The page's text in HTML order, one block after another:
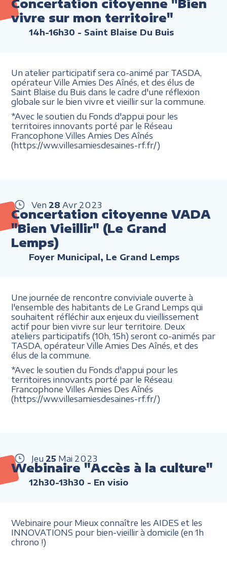
Concertation citoyenne "Bien
vivre sur mon territoire"
14h-16h30 - Saint Blaise Du Buis
Un atelier participatif sera co-animé par TASDA,
opérateur Ville Amies Des Aînés, et des élus de
Saint Blaise du Buis dans le cadre d'une réflexion
globale sur le bien vivre et vieillir sur la commune.
*Avec le soutien du Fonds d'appui pour les
territoires innovants porté par le Réseau
Francophone Villes Amies Des Aînés
(https://ww.villesamiesdesaines-rf.fr/)
Ven 28 Avr 2023
Concertation citoyenne VADA
"Bien Vieillir" (Le Grand
Lemps)
Foyer Municipal, Le Grand Lemps
Une journée de rencontre conviviale ouverte à
l'ensemble des habitants de Le Grand Lemps qui
souhaitent réfléchir aux enjeux du vieillissement
actif pour bien vivre sur leur territoire. Deux
ateliers participatifs (10h, 15h) seront co-animés par
TASDA, opérateur Ville Amies Des Aînés, et des
élus de la commune.
*Avec le soutien du Fonds d'appui pour les
territoires innovants porté par le Réseau
Francophone Villes Amies Des Aînés
(https://ww.villesamiesdesaines-rf.fr/)
Jeu 25 Mai 2023
Webinaire "Accès à la culture"
12h30-13h30 - En visio
Webinaire pour Mieux connaître les AIDES et les
INNOVATIONS pour bien-vieillir à domicile (en 1h
chrono !)